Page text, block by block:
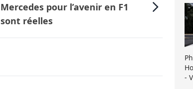
Mercedes pour l’avenir en F1
sont réelles
-